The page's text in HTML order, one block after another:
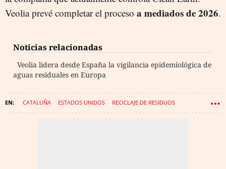
Veolia prevé completar el proceso a mediados de 2026.
Noticias relacionadas
Veolia lidera desde España la vigilancia epidemiológica de
aguas residuales en Europa
CATALUÑA ESTADOS UNIDOS RECICLAJE DE RESIDUOS